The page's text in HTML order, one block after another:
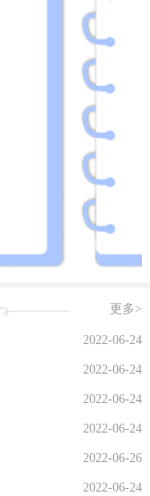
更多>
2022-06-24
2022-06-24
2022-06-24
2022-06-24
2022-06-26
2022-06-24